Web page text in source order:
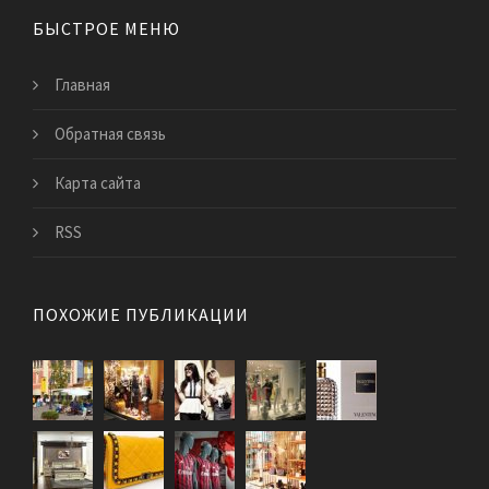
БЫСТРОЕ МЕНЮ
Главная
Обратная связь
Карта сайта
RSS
ПОХОЖИЕ ПУБЛИКАЦИИ